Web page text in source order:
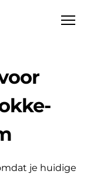
je huidige